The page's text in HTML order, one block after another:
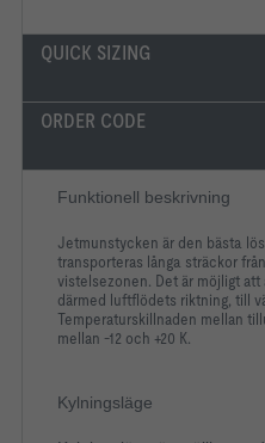
QUICK SIZING
ORDER CODE
Funktionell beskrivning
Jetmunstycken är den bästa
transporteras långa sträckor
vistelsezonen. Det är möjligt
därmed luftflödets riktning, till
Temperaturskillnaden mellan
mellan -12 och +20 K.
Kylningsläge